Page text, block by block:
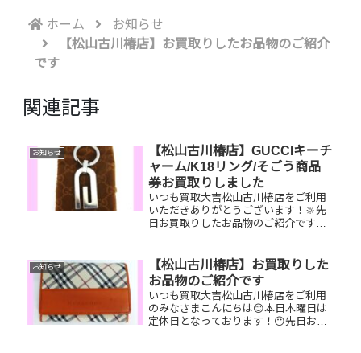
ホーム
お知らせ
【松山古川椿店】お買取りしたお品物のご紹介
です
関連記事
お知らせ
【松山古川椿店】GUCCIキーチ
ャーム/K18リング/そごう商品
券お買取りしました
いつも買取大吉松山古川椿店をご利用
いただきありがとうございます！🔆先
日お買取りしたお品物のご紹介です。
ざいませんか？ぜひ買取大吉松山古川
椿店にお査定させてくださ...
お知らせ
【松山古川椿店】お買取りした
お品物のご紹介です
いつも買取大吉松山古川椿店をご利用
のみなさまこんにちは😊本日木曜日は
定休日となっております！😶先日お買